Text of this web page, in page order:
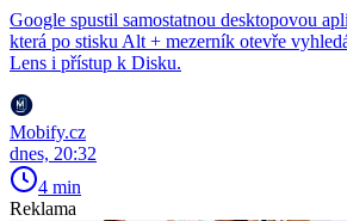
Google spustil samostatnou desktopovou
která po stisku Alt + mezerník otevře
Lens i přístup k Disku.
Mobify.cz
dnes, 20:32
4 min
Reklama